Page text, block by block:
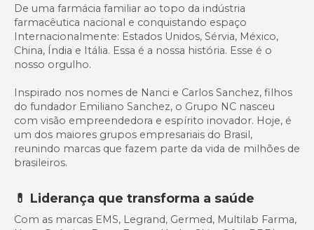
De uma farmácia familiar ao topo da indústria
farmacêutica nacional e conquistando espaço
Internacionalmente: Estados Unidos, Sérvia, México,
China, Índia e Itália. Essa é a nossa história. Esse é o
nosso orgulho.
Inspirado nos nomes de Nanci e Carlos Sanchez, filhos
do fundador Emiliano Sanchez, o Grupo NC nasceu
com visão empreendedora e espírito inovador. Hoje, é
um dos maiores grupos empresariais do Brasil,
reunindo marcas que fazem parte da vida de milhões de
brasileiros.
💊 Liderança que transforma a saúde
Com as marcas EMS, Legrand, Germed, Multilab Farma,